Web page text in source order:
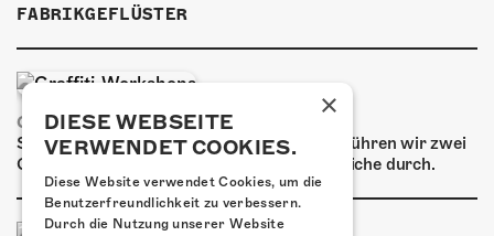
KONTAKT
ÜBER UNS
GÖNNEREI
SHOP
FABRIKGEFLÜSTER
GRAFFITI-WORKSHOPS
Spray dein eigenes Graffiti! Im September führen wir zwei
Graffiti-Workshops für Kinder und Jugendliche durch.
×
DIESE WEBSEITE
VERWENDET COOKIES.
Diese Website verwendet Cookies, um die
Benutzerfreundlichkeit zu verbessern.
Durch die Nutzung unserer Website